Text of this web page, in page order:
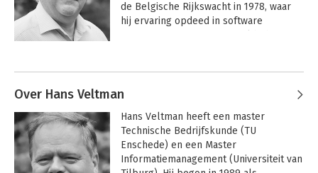
de Belgische Rijkswacht in 1978, waar
hij ervaring opdeed in software
werd benoemd tot directeur. In 1998
Management Consultants, waar hij als
organisatieadviseur werkte in het kader
van SAP implementatieprojecten.
Over Hans Veltman
Hans Veltman heeft een master
Technische Bedrijfskunde (TU
Enschede) en een Master
Informatiemanagement (Universiteit van